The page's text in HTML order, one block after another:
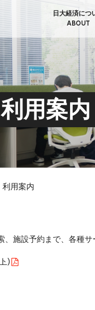
日大経済につ
ABOUT
用案内
利用案内
施設予約まで、各種サ
)